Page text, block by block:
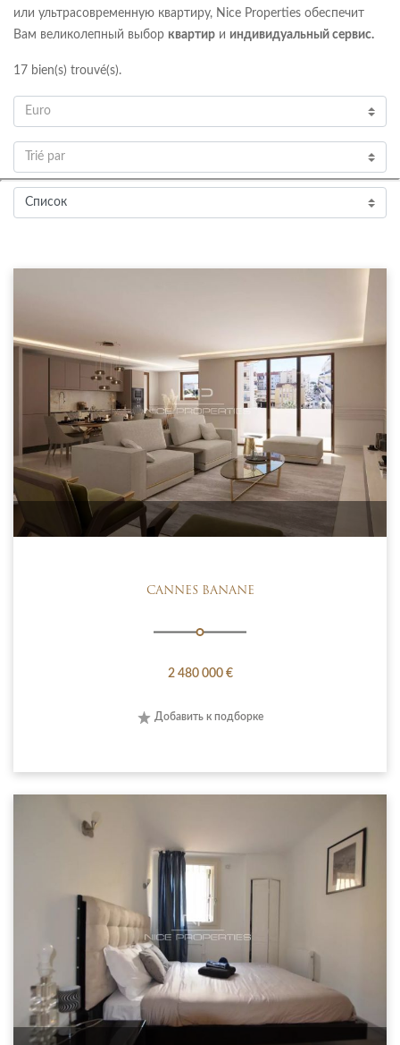
или ультрасовременную квартиру, Nice Properties обеспечит
Вам великолепный выбор квартир и индивидуальный сервис.
17 bien(s) trouvé(s).
Euro
Trié par
Список
CANNES BANANE
2 480 000 €
Добавить к подборке